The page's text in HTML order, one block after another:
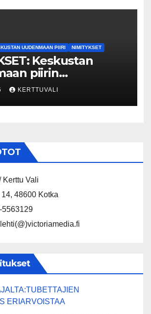
UUDENMAAN PIIRI NIMITYKSET
Keskustan
piirin
aloittaa
Espoolainen Nina
KERTTUVALI
Kerttu Vali
48600 Kotka
5563129
ERIARVOISTAA